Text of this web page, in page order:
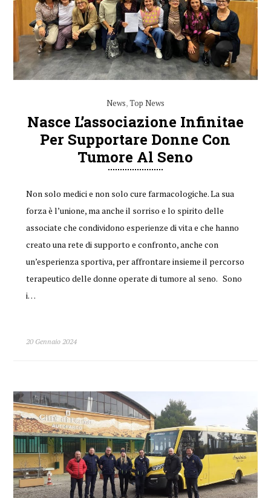
News,Top News
Nasce L’associazione Infinitae
Per Supportare Donne Con
Tumore Al Seno
Non solo medici e non solo cure farmacologiche. La sua
forza è l’unione, ma anche il sorriso e lo spirito delle
associate che condividono esperienze di vita e che hanno
creato una rete di supporto e confronto, anche con
un’esperienza sportiva, per affrontare insieme il percorso
terapeutico delle donne operate di tumore al seno. Sono
i…
20 Gennaio 2024